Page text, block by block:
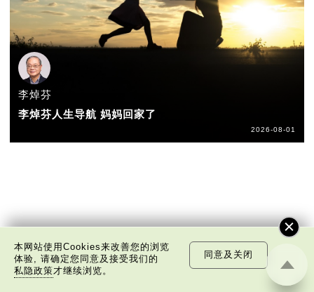
李焯芬
李焯芬人生导航 妈妈回家了
2026-08-01
本网站使用Cookies来改善您的浏览
体验, 请确定您同意及接受我们的
私隐政策才继续浏览。
同意及关闭